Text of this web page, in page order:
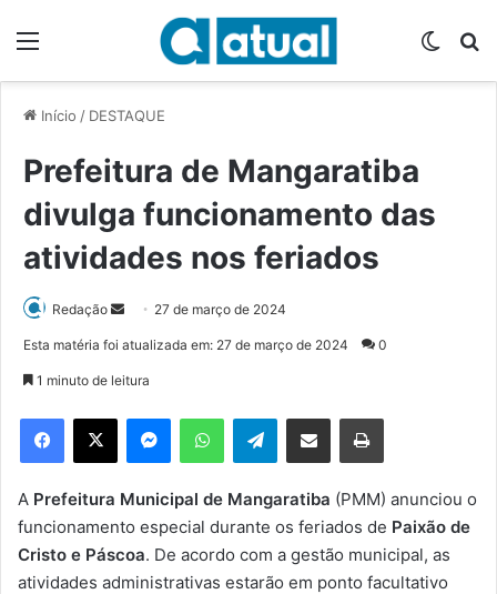
Início / DESTAQUE
Prefeitura de Mangaratiba
divulga funcionamento das
atividades nos feriados
Redação
d
e
m
e
-
m
a
27 de março de 2024
Esta matéria foi atualizada em: 27 de março de 2024 0
1 minuto de leitura
Telegram
A Prefeitura Municipal de Mangaratiba (PMM) anunciou o
funcionamento especial durante os feriados de Paixão de
Cristo e Páscoa. De acordo com a gestão municipal, as
atividades administrativas estarão em ponto facultativo